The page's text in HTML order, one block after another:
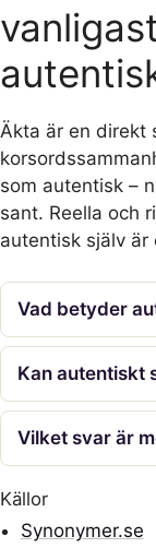
Äkta är en direkt
som autentisk –
sant. Reella och
autentisk själv är
Vad betyder
Kan autentiskt
Vilket svar är
Källor
Synonymer.se